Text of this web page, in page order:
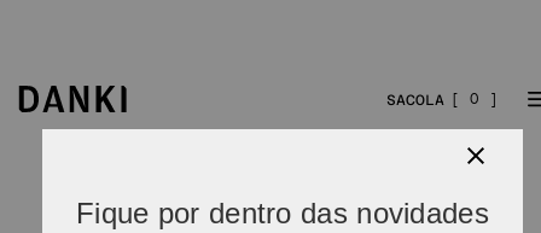
0
Fique por dentro das novidades